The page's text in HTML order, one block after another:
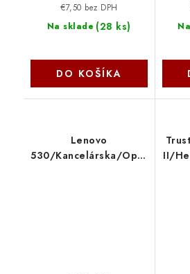
Na sklade (28 ks)
€7,50 bez DPH
DO KOŠÍKA
Lenovo
530/Kancelárska/Optická/1
II/